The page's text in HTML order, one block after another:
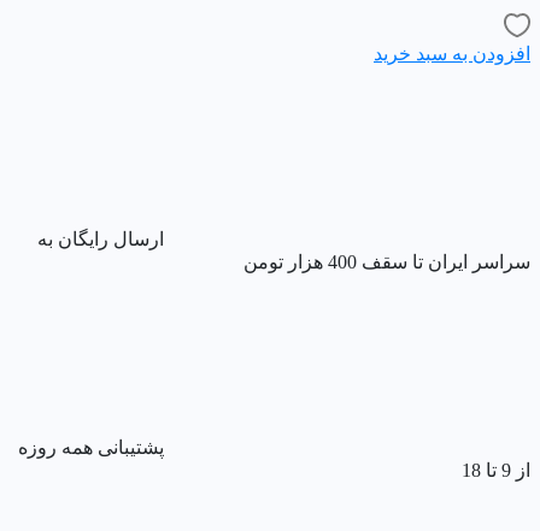
افزودن به سبد خرید
ارسال رایگان به
سراسر ایران تا سقف 400 هزار تومن
پشتیبانی همه روزه
از 9 تا 18